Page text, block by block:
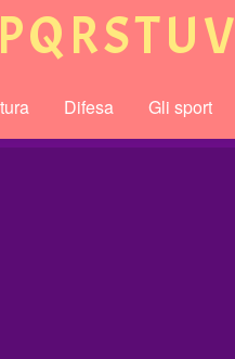
PQRSTUV
Difesa Gli sport